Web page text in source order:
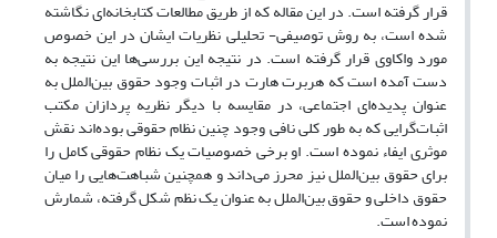
قرار گرفته است. در این مقاله که از طریق مطالعات کتابخانه‌ای نگاشته
شده است، به روش توصیفی- تحلیلی نظریات ایشان در این خصوص
مورد واکاوی قرار گرفته است. در نتیجه این بررسی‌ها این نتیجه به
دست آمده است که هربرت هارت در اثبات وجود حقوق بین‌الملل به
عنوان پدیده‌ای اجتماعی، در مقایسه با دیگر نظریه پردازان مکتب
اثبات‌گرایی که به طور کلی نافی وجود چنین نظام حقوقی بوده‌اند نقش
موثری ایفاء نموده است. او برخی خصوصیات یک نظام حقوقی کامل را
برای حقوق بین‌الملل نیز محرز می‌داند و همچنین شباهت‌هایی را میان
حقوق داخلی و حقوق بین‌الملل به عنوان یک نظم شکل گرفته، شمارش
نموده است.